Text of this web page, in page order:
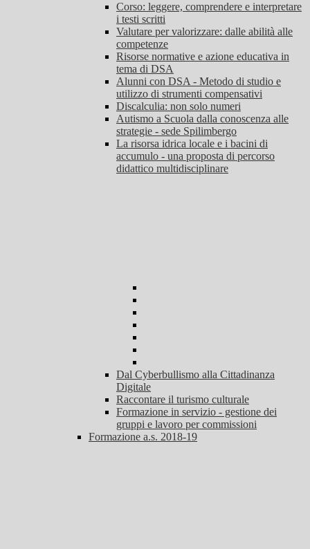
Corso: leggere, comprendere e interpretare
i testi scritti
Valutare per valorizzare: dalle abilità alle
competenze
Risorse normative e azione educativa in
tema di DSA
Alunni con DSA - Metodo di studio e
utilizzo di strumenti compensativi
Discalculia: non solo numeri
Autismo a Scuola dalla conoscenza alle
strategie - sede Spilimbergo
La risorsa idrica locale e i bacini di
accumulo - una proposta di percorso
didattico multidisciplinare
Dal Cyberbullismo alla Cittadinanza
Digitale
Raccontare il turismo culturale
Formazione in servizio - gestione dei
gruppi e lavoro per commissioni
Formazione a.s. 2018-19